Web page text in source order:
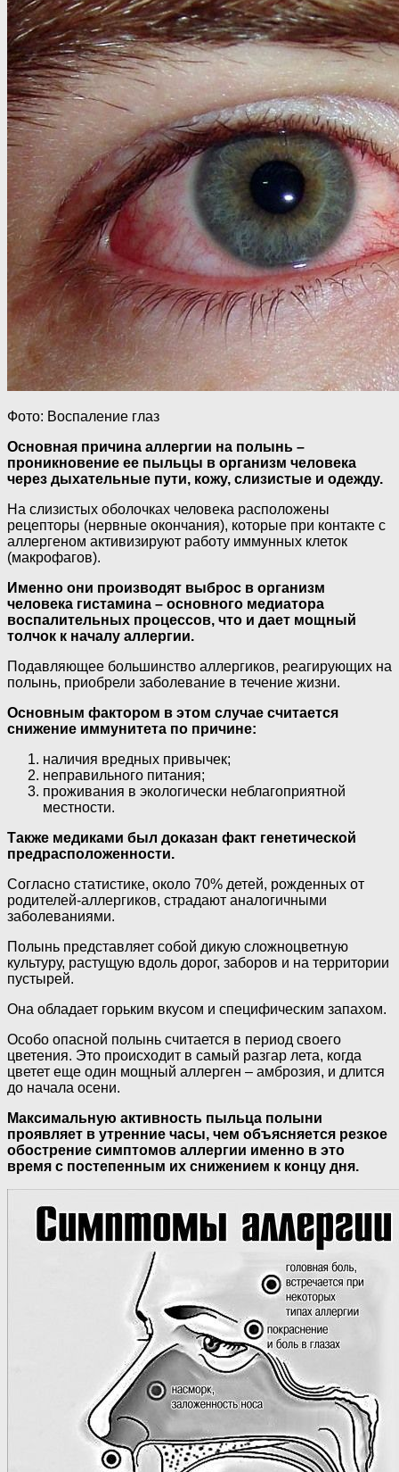
Фото: Воспаление глаз
Основная причина аллергии на полынь –
проникновение ее пыльцы в организм человека
через дыхательные пути, кожу, слизистые и одежду.
На слизистых оболочках человека расположены
рецепторы (нервные окончания), которые при контакте с
аллергеном активизируют работу иммунных клеток
(макрофагов).
Именно они производят выброс в организм
человека гистамина – основного медиатора
воспалительных процессов, что и дает мощный
толчок к началу аллергии.
Подавляющее большинство аллергиков, реагирующих на
полынь, приобрели заболевание в течение жизни.
Основным фактором в этом случае считается
снижение иммунитета по причине:
наличия вредных привычек;
неправильного питания;
проживания в экологически неблагоприятной
местности.
Также медиками был доказан факт генетической
предрасположенности.
Согласно статистике, около 70% детей, рожденных от
родителей-аллергиков, страдают аналогичными
заболеваниями.
Полынь представляет собой дикую сложноцветную
культуру, растущую вдоль дорог, заборов и на территории
пустырей.
Она обладает горьким вкусом и специфическим запахом.
Особо опасной полынь считается в период своего
цветения. Это происходит в самый разгар лета, когда
цветет еще один мощный аллерген – амброзия, и длится
до начала осени.
Максимальную активность пыльца полыни
проявляет в утренние часы, чем объясняется резкое
обострение симптомов аллергии именно в это
время с постепенным их снижением к концу дня.